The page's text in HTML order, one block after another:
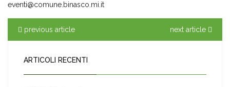
eventi@comune.binasco.mi.it
previous article next article
ARTICOLI RECENTI